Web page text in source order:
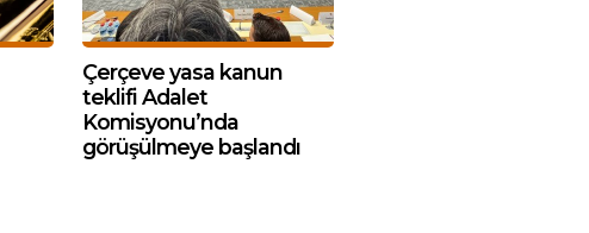
Çerçeve yasa kanun
teklifi Adalet
Komisyonu’nda
görüşülmeye başlandı